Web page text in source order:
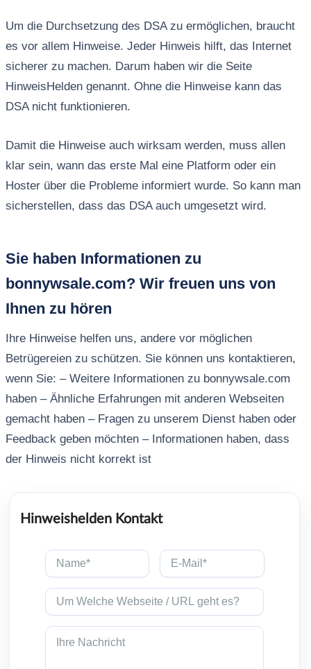
Um die Durchsetzung des DSA zu ermöglichen, braucht
es vor allem Hinweise. Jeder Hinweis hilft, das Internet
sicherer zu machen. Darum haben wir die Seite
HinweisHelden genannt. Ohne die Hinweise kann das
DSA nicht funktionieren.
Damit die Hinweise auch wirksam werden, muss allen
klar sein, wann das erste Mal eine Platform oder ein
Hoster über die Probleme informiert wurde. So kann man
sicherstellen, dass das DSA auch umgesetzt wird.
Sie haben Informationen zu
bonnywsale.com? Wir freuen uns von
Ihnen zu hören
Ihre Hinweise helfen uns, andere vor möglichen
Betrügereien zu schützen. Sie können uns kontaktieren,
wenn Sie: – Weitere Informationen zu bonnywsale.com
haben – Ähnliche Erfahrungen mit anderen Webseiten
gemacht haben – Fragen zu unserem Dienst haben oder
Feedback geben möchten – Informationen haben, dass
der Hinweis nicht korrekt ist
Hinweishelden Kontakt